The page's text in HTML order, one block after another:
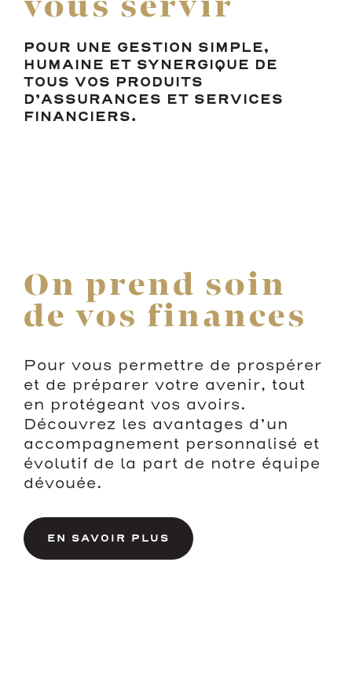
POUR UNE GESTION SIMPLE,
HUMAINE ET SYNERGIQUE DE
TOUS VOS PRODUITS
D’ASSURANCES ET SERVICES
FINANCIERS.
On prend soin
de vos finances
Pour vous permettre de prospérer
et de préparer votre avenir, tout
en protégeant vos avoirs.
Découvrez les avantages d’un
accompagnement personnalisé et
évolutif de la part de notre équipe
dévouée.
EN SAVOIR PLUS